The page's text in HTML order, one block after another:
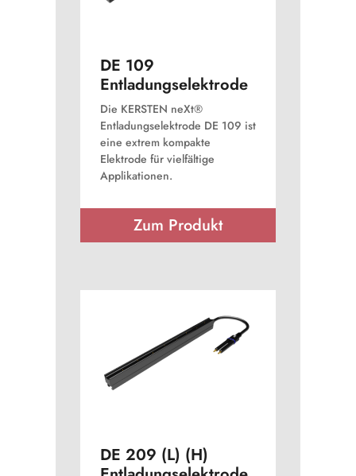
DE 109
Entladungselektrode
Die KERSTEN neXt®
Entladungselektrode DE 109 ist
eine extrem kompakte
Elektrode für vielfältige
Applikationen.
Zum Produkt
DE 209 (L) (H)